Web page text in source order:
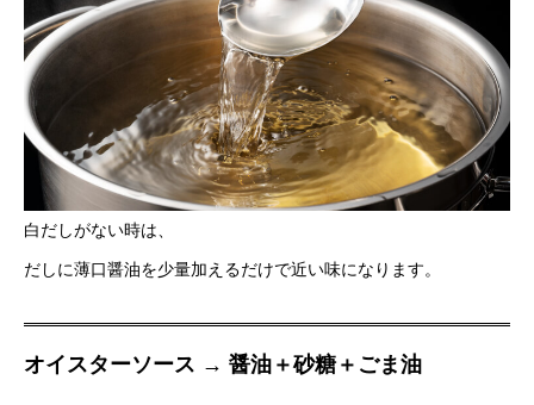
白だしがない時は、
だしに薄口醤油を少量加えるだけで近い味になります。
オイスターソース → 醤油＋砂糖＋ごま油